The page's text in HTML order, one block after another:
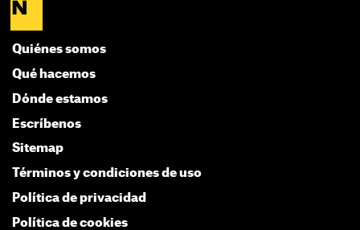
Quiénes somos
Qué hacemos
Dónde estamos
Escríbenos
Sitemap
Términos y condiciones de uso
Política de privacidad
Política de cookies